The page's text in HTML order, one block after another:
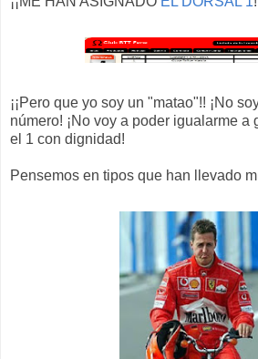
¡¡Pero que yo soy un "matao"!! ¡No
número! ¡No voy a poder igualarme a
el 1 con dignidad!
Pensemos en tipos que han llevado